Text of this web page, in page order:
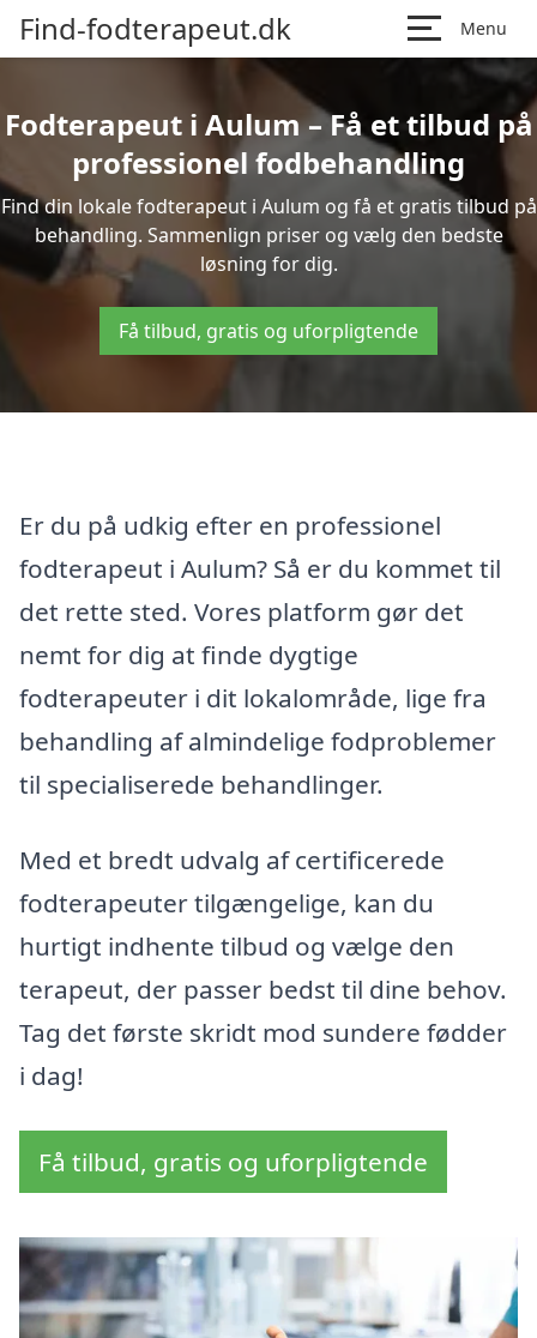
Find-fodterapeut.dk Menu
Fodterapeut i Aulum – Få et tilbud på
professionel fodbehandling
Find din lokale fodterapeut i Aulum og få et gratis tilbud på
behandling. Sammenlign priser og vælg den bedste
løsning for dig.
Få tilbud, gratis og uforpligtende
Er du på udkig efter en professionel
fodterapeut i Aulum? Så er du kommet til
det rette sted. Vores platform gør det
nemt for dig at finde dygtige
fodterapeuter i dit lokalområde, lige fra
behandling af almindelige fodproblemer
til specialiserede behandlinger.
Med et bredt udvalg af certificerede
fodterapeuter tilgængelige, kan du
hurtigt indhente tilbud og vælge den
terapeut, der passer bedst til dine behov.
Tag det første skridt mod sundere fødder
i dag!
Få tilbud, gratis og uforpligtende